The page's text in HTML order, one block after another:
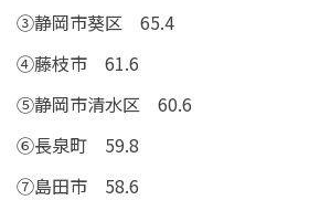
③静岡市葵区 65.4
④藤枝市 61.6
⑤静岡市清水区 60.6
⑥長泉町 59.8
⑦島田市 58.6